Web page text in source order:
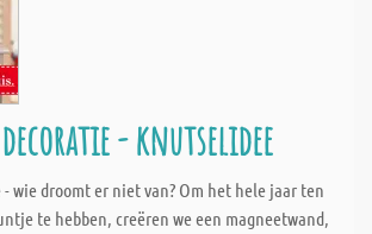
- knutselidee
- wie droomt er niet van? Om het hele jaar ten
te hebben, creëren we een magneetwand,